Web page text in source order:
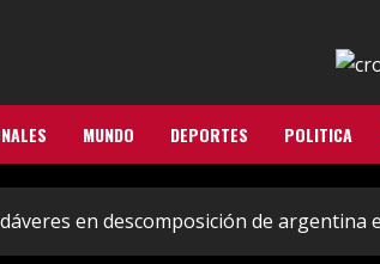
MUNDO DEPORTES POLITICA
en descomposición de